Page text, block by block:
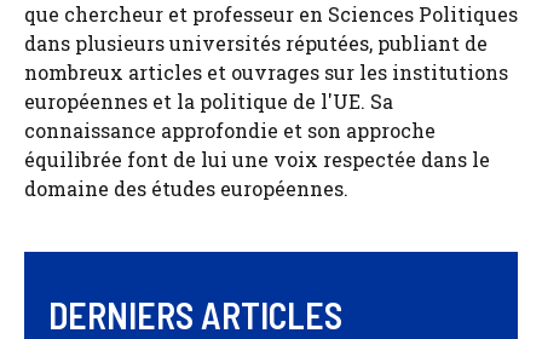
que chercheur et professeur en Sciences Politiques
dans plusieurs universités réputées, publiant de
nombreux articles et ouvrages sur les institutions
européennes et la politique de l'UE. Sa
connaissance approfondie et son approche
équilibrée font de lui une voix respectée dans le
domaine des études européennes.
DERNIERS ARTICLES